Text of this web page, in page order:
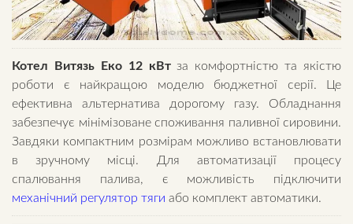
Котел Витязь Еко 12 кВтза комфортністю та якістю
роботи є найкращою моделю бюджетної серії. Це
ефективна альтернатива дорогому газу. Обладнання
забезпечує мінімізоване споживання паливної сировини.
Завдяки компактним розмірам можливо встановлювати
в зручному місці. Для автоматизації процесу
спалювання палива, є можливість підключити
механічний регулятор тяги або комплект автоматики.